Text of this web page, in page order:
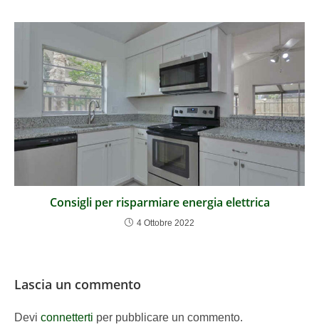
Consigli per risparmiare energia elettrica
4 Ottobre 2022
Lascia un commento
Devi connetterti per pubblicare un commento.